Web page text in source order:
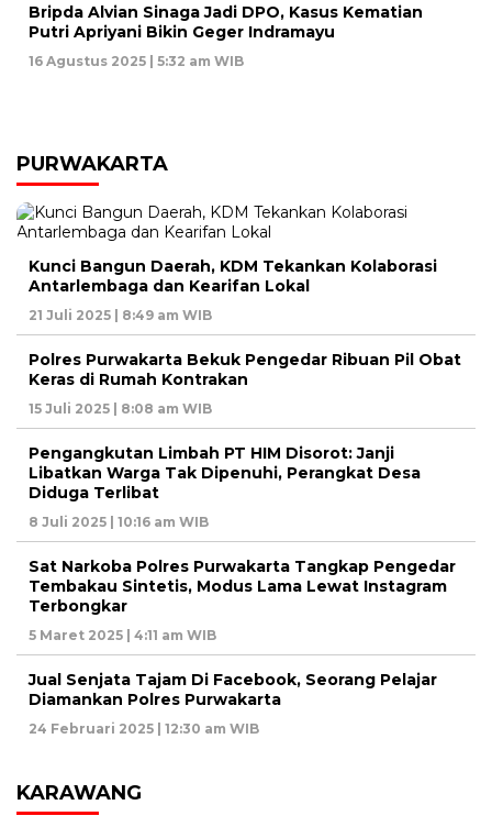
Bripda Alvian Sinaga Jadi DPO, Kasus Kematian
Putri Apriyani Bikin Geger Indramayu
16 Agustus 2025 | 5:32 am WIB
PURWAKARTA
Kunci Bangun Daerah, KDM Tekankan Kolaborasi
Antarlembaga dan Kearifan Lokal
21 Juli 2025 | 8:49 am WIB
Polres Purwakarta Bekuk Pengedar Ribuan Pil Obat
Keras di Rumah Kontrakan
15 Juli 2025 | 8:08 am WIB
Pengangkutan Limbah PT HIM Disorot: Janji
Libatkan Warga Tak Dipenuhi, Perangkat Desa
Diduga Terlibat
8 Juli 2025 | 10:16 am WIB
Sat Narkoba Polres Purwakarta Tangkap Pengedar
Tembakau Sintetis, Modus Lama Lewat Instagram
Terbongkar
5 Maret 2025 | 4:11 am WIB
Jual Senjata Tajam Di Facebook, Seorang Pelajar
Diamankan Polres Purwakarta
24 Februari 2025 | 12:30 am WIB
KARAWANG